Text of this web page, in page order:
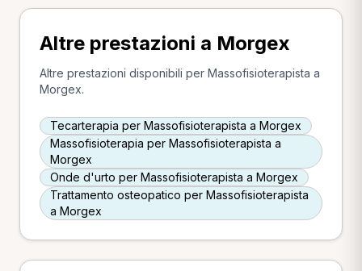
Altre prestazioni a Morgex
Altre prestazioni disponibili per Massofisioterapista a
Morgex.
Tecarterapia per Massofisioterapista a Morgex
Massofisioterapia per Massofisioterapista a
Morgex
Onde d'urto per Massofisioterapista a Morgex
Trattamento osteopatico per Massofisioterapista
a Morgex